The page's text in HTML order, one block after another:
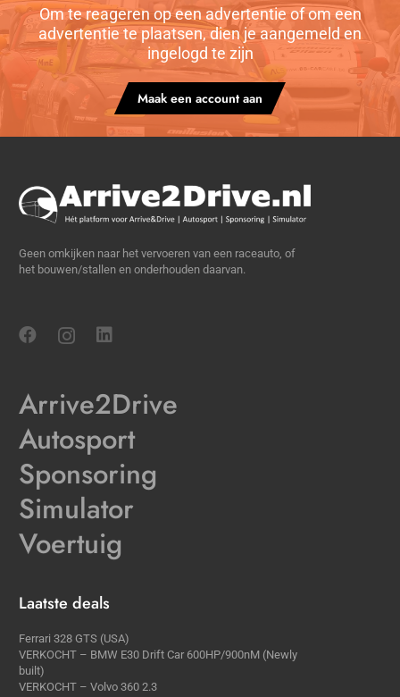
Om te reageren op een advertentie of om een
advertentie te plaatsen, dien je aangemeld en
ingelogd te zijn
Maak een account aan
Geen omkijken naar het vervoeren van een raceauto, of
het bouwen/stallen en onderhouden daarvan.
Arrive2Drive
Autosport
Sponsoring
Simulator
Voertuig
Laatste deals
Ferrari 328 GTS (USA)
VERKOCHT – BMW E30 Drift Car 600HP/900nM (Newly
built)
VERKOCHT – Volvo 360 2.3